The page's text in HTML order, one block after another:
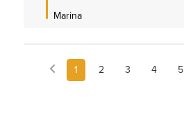
Marina
1 2 3 4 5